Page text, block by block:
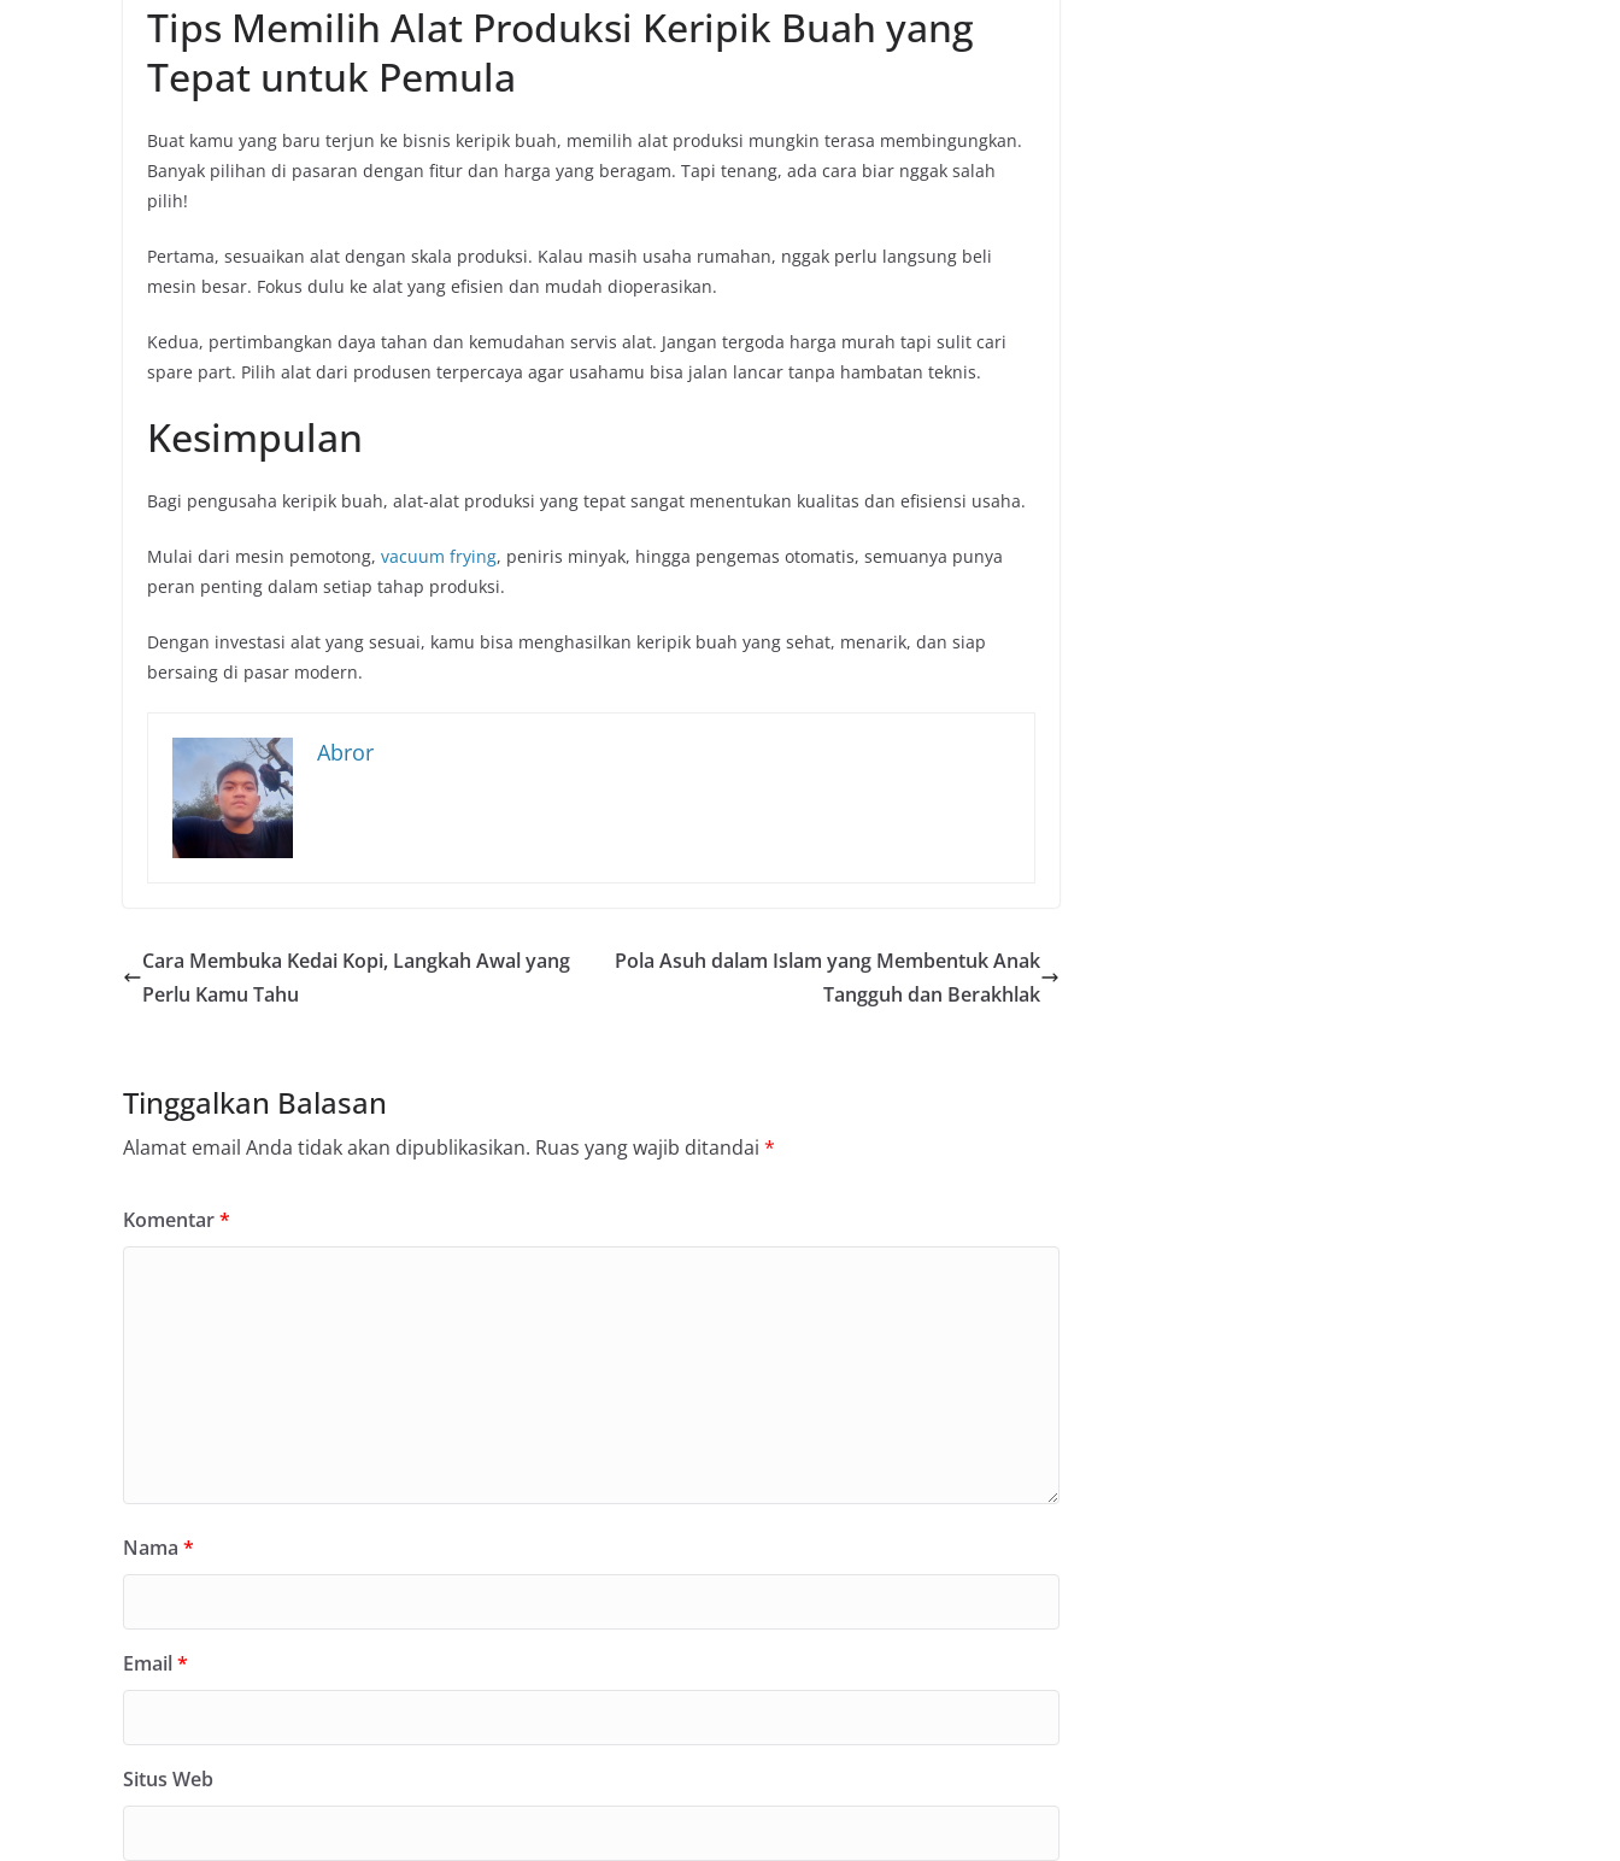
Tips Memilih Alat Produksi Keripik Buah yang
Tepat untuk Pemula
Buat kamu yang baru terjun ke bisnis keripik buah, memilih alat produksi mungkin terasa membingungkan.
Banyak pilihan di pasaran dengan fitur dan harga yang beragam. Tapi tenang, ada cara biar nggak salah
pilih!
Pertama, sesuaikan alat dengan skala produksi. Kalau masih usaha rumahan, nggak perlu langsung beli
mesin besar. Fokus dulu ke alat yang efisien dan mudah dioperasikan.
Kedua, pertimbangkan daya tahan dan kemudahan servis alat. Jangan tergoda harga murah tapi sulit cari
spare part. Pilih alat dari produsen terpercaya agar usahamu bisa jalan lancar tanpa hambatan teknis.
Kesimpulan
Bagi pengusaha keripik buah, alat-alat produksi yang tepat sangat menentukan kualitas dan efisiensi usaha.
Mulai dari mesin pemotong, vacuum frying, peniris minyak, hingga pengemas otomatis, semuanya punya
peran penting dalam setiap tahap produksi.
Dengan investasi alat yang sesuai, kamu bisa menghasilkan keripik buah yang sehat, menarik, dan siap
bersaing di pasar modern.
Abror
Cara Membuka Kedai Kopi, Langkah Awal yang
Perlu Kamu Tahu
Pola Asuh dalam Islam yang Membentuk Anak
Tangguh dan Berakhlak
Tinggalkan Balasan
Alamat email Anda tidak akan dipublikasikan. Ruas yang wajib ditandai *
Komentar*
Nama *
Email*
Situs Web